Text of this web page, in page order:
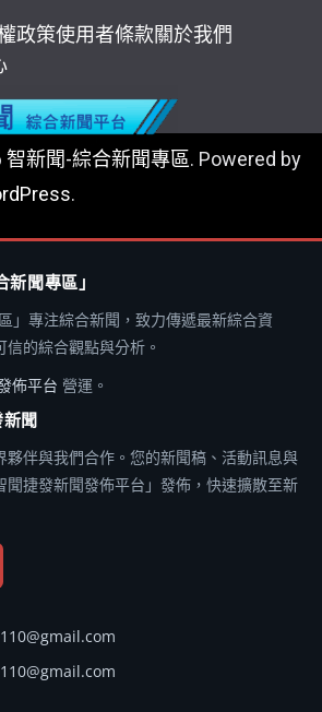
政策使用者條款關於我們
智新聞-綜合新聞專區. Powered by
.
聞專區」
」專注綜合新聞，致力傳遞最新綜合資
的綜合觀點與分析。
佈平台 營運。
聞
夥伴與我們合作。您的新聞稿、活動訊息與
聞捷發新聞發佈平台」發佈，快速擴散至新